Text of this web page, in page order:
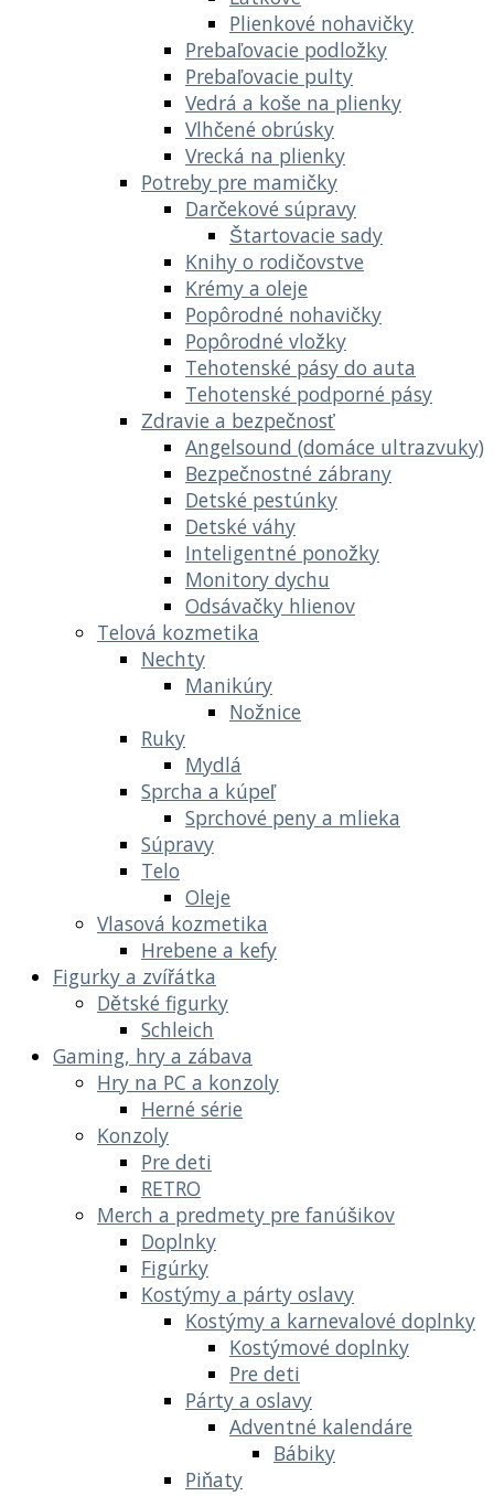
Plienkové nohavičky
Prebaľovacie podložky
Prebaľovacie pulty
Vedrá a koše na plienky
Vlhčené obrúsky
Vrecká na plienky
Potreby pre mamičky
Darčekové súpravy
Štartovacie sady
Knihy o rodičovstve
Krémy a oleje
Popôrodné nohavičky
Popôrodné vložky
Tehotenské pásy do auta
Tehotenské podporné pásy
Zdravie a bezpečnosť
Angelsound (domáce ultrazvuky)
Bezpečnostné zábrany
Detské pestúnky
Detské váhy
Inteligentné ponožky
Monitory dychu
Odsávačky hlienov
Telová kozmetika
Nechty
Manikúry
Nožnice
Ruky
Mydlá
Sprcha a kúpeľ
Sprchové peny a mlieka
Súpravy
Telo
Oleje
Vlasová kozmetika
Hrebene a kefy
Figurky a zvířátka
Dětské figurky
Schleich
Gaming, hry a zábava
Hry na PC a konzoly
Herné série
Konzoly
Pre deti
RETRO
Merch a predmety pre fanúšikov
Doplnky
Figúrky
Kostýmy a párty oslavy
Kostýmy a karnevalové doplnky
Kostýmové doplnky
Pre deti
Párty a oslavy
Adventné kalendáre
Bábiky
Piňaty